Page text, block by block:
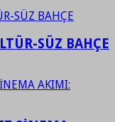
SÜZ BAHÇE